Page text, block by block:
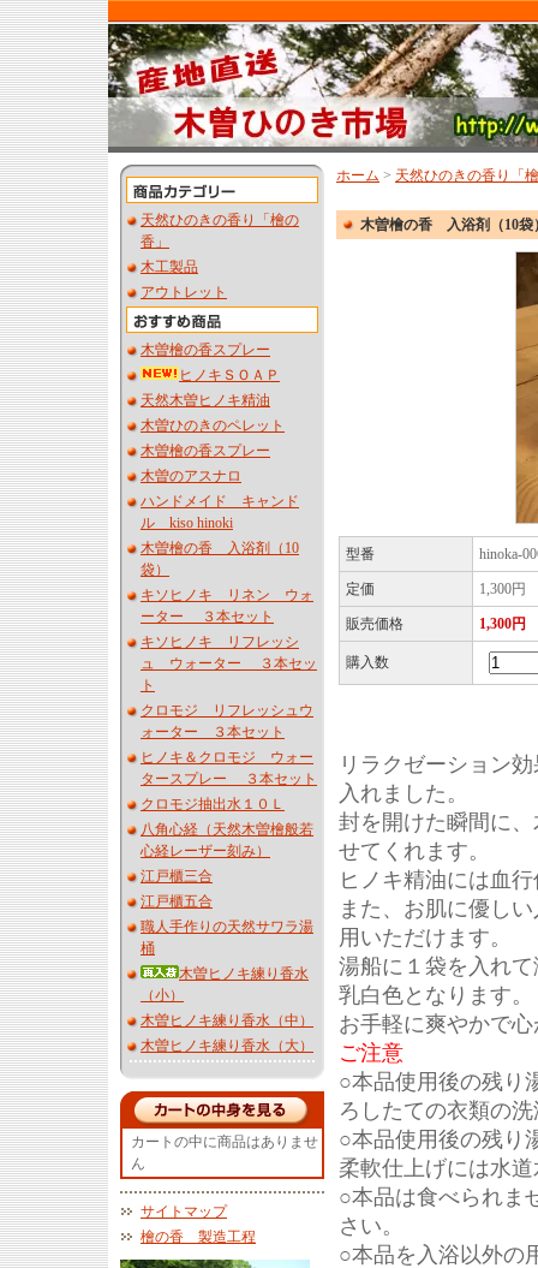
天然ひのきの香り「檜の
香」
木工製品
アウトレット
木曽檜の香スプレー
ヒノキＳＯＡＰ
天然木曽ヒノキ精油
木曽ひのきのペレット
木曽檜の香スプレー
木曽のアスナロ
ハンドメイド キャンド
ル kiso hinoki
木曽檜の香 入浴剤（10
袋）
キソヒノキ リネン ウォ
ーター ３本セット
キソヒノキ リフレッシ
ュ ウォーター ３本セッ
ト
クロモジ リフレッシュウ
ォーター ３本セット
ヒノキ＆クロモジ ウォー
タースプレー ３本セット
クロモジ抽出水１０Ｌ
八角心経（天然木曽檜般若
心経レーザー刻み）
江戸櫃三合
江戸櫃五合
職人手作りの天然サワラ湯
桶
木曽ヒノキ練り香水
（小）
木曽ヒノキ練り香水（中）
木曽ヒノキ練り香水（大）
カートの中に商品はありませ
ん
サイトマップ
檜の香 製造工程
ホーム > 天然ひのきの香り「
木曽檜の香 入浴剤（10袋
型番 hinoka-
定価 1,300円
販売価格 1,300円
購入数
リラクゼーション
入れました。
封を開けた瞬間に
せてくれます。
ヒノキ精油には血
また、お肌に優し
用いただけます。
湯船に１袋を入れ
乳白色となります。
お手軽に爽やかで
ご注意
○本品使用後の残り
ろしたての衣類の
○本品使用後の残り
柔軟仕上げには水
○本品は食べられま
さい。
○本品を入浴以外の